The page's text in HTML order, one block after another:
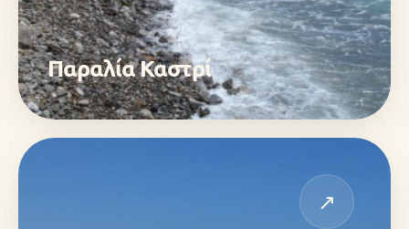
Παραλία Καστρί
↗